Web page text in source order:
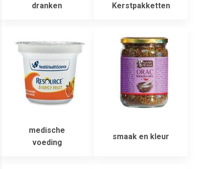
dranken Kerstpakketten
medische
voeding
smaak en kleur